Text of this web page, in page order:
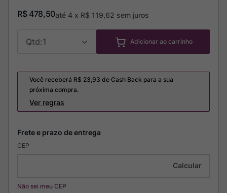
R$ 478,50até 4 x R$ 119,62 sem juros
1 Adicionar ao carrinho
Você receberá R$ 23,93 de Cash Back para a sua
próxima compra.
Ver regras
CEP
Não sei meu CEP